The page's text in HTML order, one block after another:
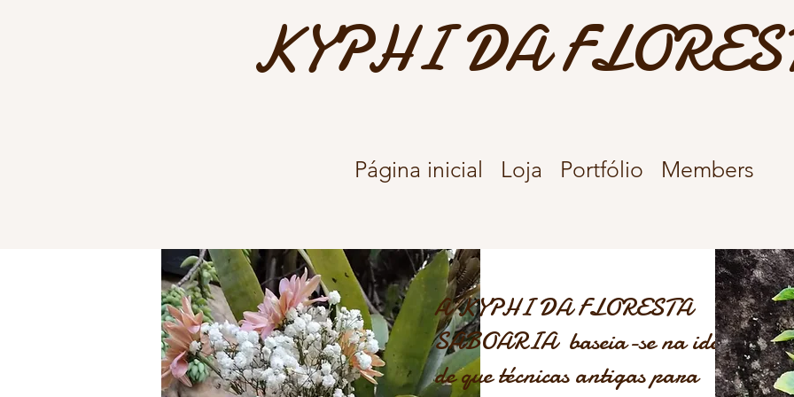
KYPHI DA
Página inicial Loja Portfólio Members
A KYPHI DA FLORESTA
SABOARIA baseia-se na ideia
de que técnicas antigas para